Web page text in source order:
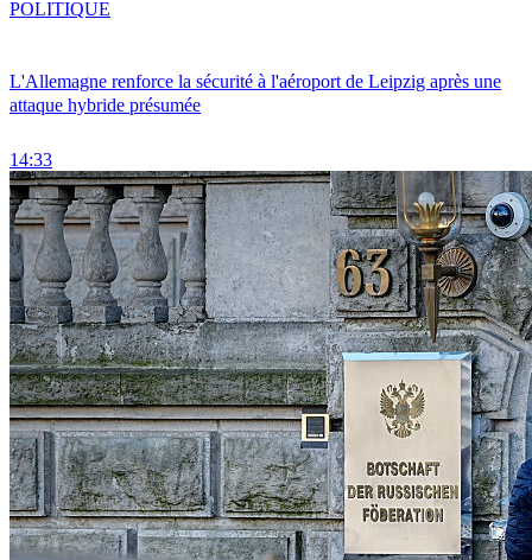
L'Allemagne renforce la sécurité à l'aéroport de Leipzig après une
attaque hybride présumée
14:33
POLITIQUE